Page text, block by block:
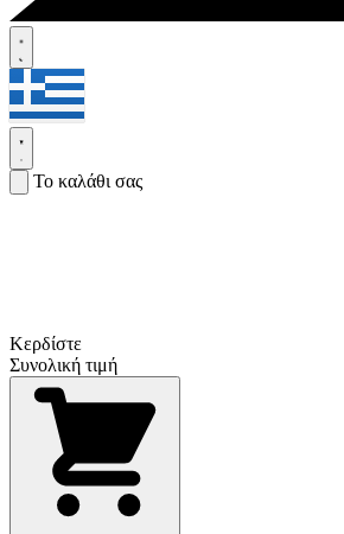
Το καλάθι σας
Κερδίστε
Συνολική τιμή